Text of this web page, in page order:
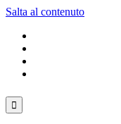
Salta al contenuto